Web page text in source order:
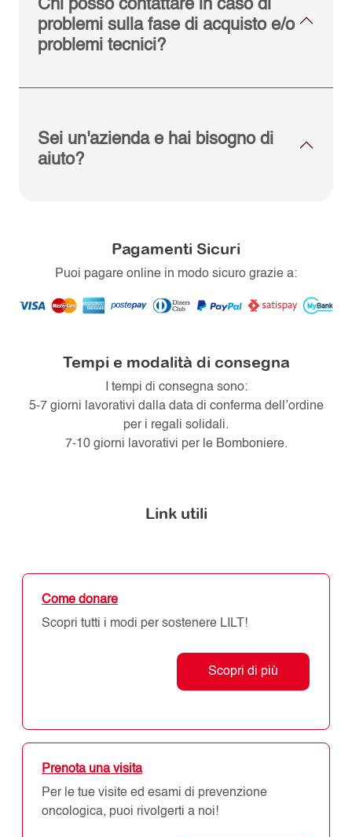
Chi posso contattare in caso di
problemi sulla fase di acquisto e/o
problemi tecnici?
Sei un'azienda e hai bisogno di
aiuto?
Pagamenti Sicuri
Puoi pagare online in modo sicuro grazie a:
Tempi e modalità di consegna
I tempi di consegna sono:
5-7 giorni lavorativi dalla data di conferma dell’ordine
per i regali solidali.
7-10 giorni lavorativi per le Bomboniere.
Link utili
Come donare
Scopri tutti i modi per sostenere LILT!
Scopri di più
Prenota una visita
Per le tue visite ed esami di prevenzione
oncologica, puoi rivolgerti a noi!